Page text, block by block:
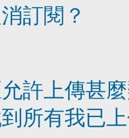
訂閱？
許上傳甚
所有我已